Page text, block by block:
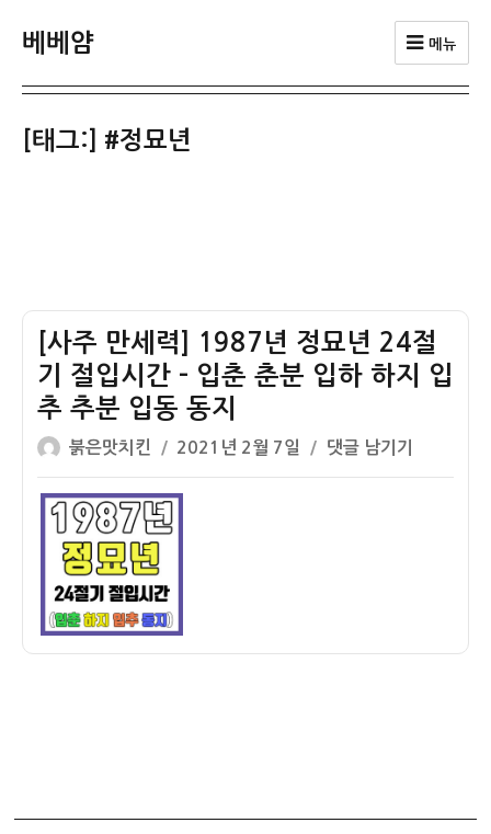
베베얌 메뉴
[태그:] #정묘년
[사주 만세력] 1987년 정묘년 24절
기 절입시간 – 입춘 춘분 입하 하지 입
추 추분 입동 동지
글
쓴
이
붉은맛치킨
작
성
일
2021년 2월 7일
[사
주
댓글 남기기